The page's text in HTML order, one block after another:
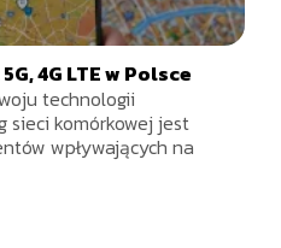
4G LTE w Polsce
technologii
sieci komórkowej jest
wpływających na